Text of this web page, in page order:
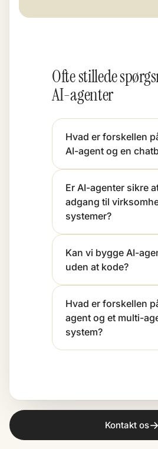
Ofte stillede
AI-agenter
Hvad er forskellen
AI-agent og en
Er AI-agenter sikre
adgang til
systemer?
Kan vi bygge AI-
uden at kode?
Hvad er forskellen
agent og et multi-
system?
Kontakt os→